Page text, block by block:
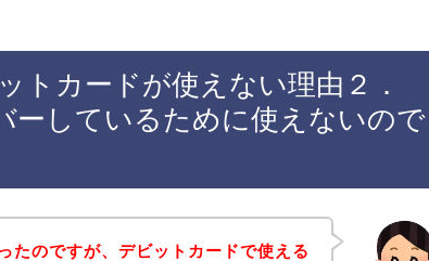
トカードが使えない理由２．
ーしているために使えないので
たのですが、デビットカードで使える